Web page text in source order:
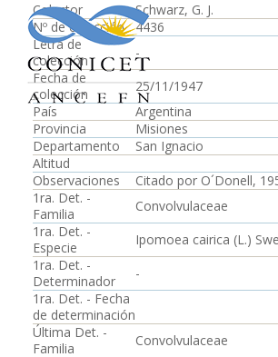
Colector
Schwarz, G. J.
Nº de colección
4436
Letra de
colección
-
Fecha de
colección
25/11/1947
País
Argentina
Provincia
Misiones
Departamento
San Ignacio
Altitud
Observaciones
Citado por O´Donell,
1ra. Det. -
Familia
Convolvulaceae
1ra. Det. -
Especie
Ipomoea cairica (L.)
1ra. Det. -
Determinador
-
1ra. Det. - Fecha
de determinación
Última Det. -
Familia
Convolvulaceae